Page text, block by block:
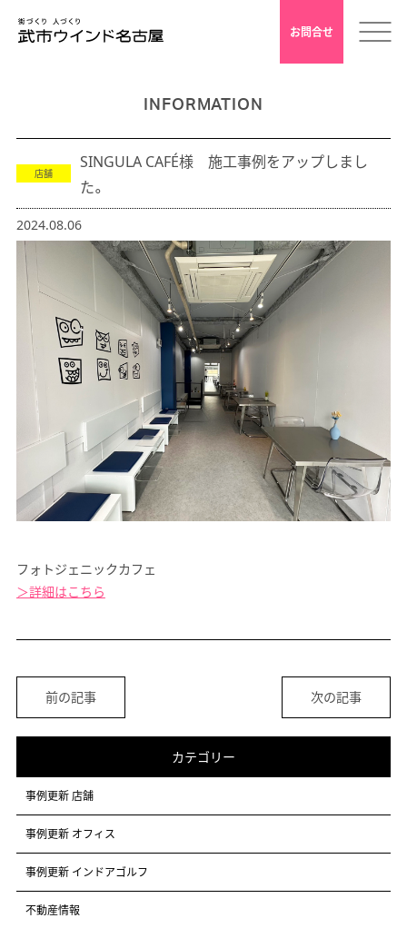
ホーム
会社案内
安心クレド
採用情報
店舗デザイン
インドアゴルフ
オフィスデザイン
不動産情報
お問合せ
INFORMATION
店舗
SINGULA CAFÉ様 施工事例をアップしまし
た。
2024.08.06
フォトジェニックカフェ
＞詳細はこちら
前の記事 次の記事
カテゴリー
事例更新 店舗
事例更新 オフィス
事例更新 インドアゴルフ
不動産情報